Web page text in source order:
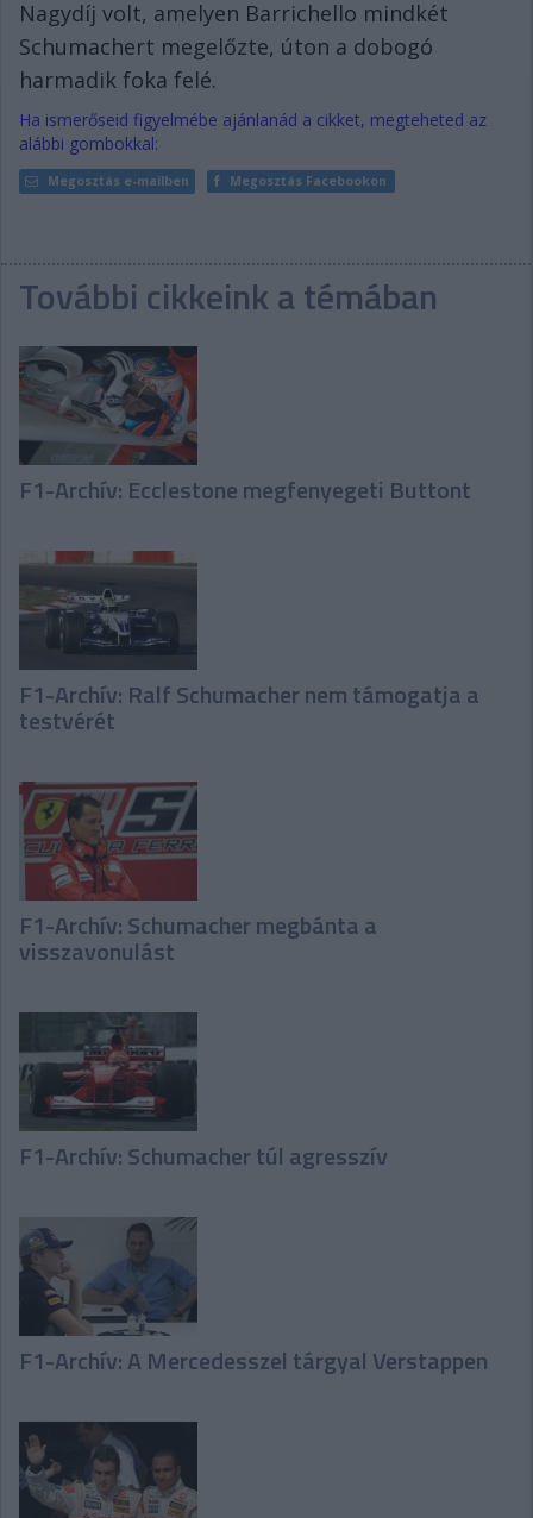
Nagydíj volt, amelyen Barrichello mindkét
Schumachert megelőzte, úton a dobogó
harmadik foka felé.
Ha ismerőseid figyelmébe ajánlanád a cikket, megteheted az
alábbi gombokkal:
Megosztás e-mailben Megosztás Facebookon
További cikkeink a témában
F1-Archív: Ecclestone megfenyegeti Buttont
F1-Archív: Ralf Schumacher nem támogatja a
testvérét
F1-Archív: Schumacher megbánta a
visszavonulást
F1-Archív: Schumacher túl agresszív
F1-Archív: A Mercedesszel tárgyal Verstappen